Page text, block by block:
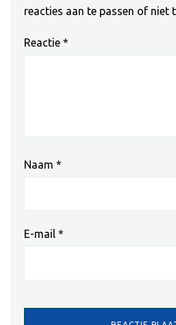
reacties aan te passen of niet
Reactie *
Naam *
E-mail *